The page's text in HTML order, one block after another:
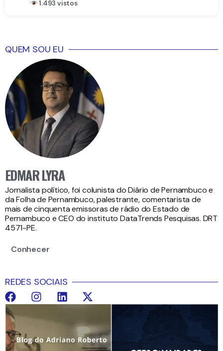
1.493 vistos
QUEM SOU EU
EDMAR LYRA
Jornalista político, foi colunista do Diário de Pernambuco e
da Folha de Pernambuco, palestrante, comentarista de
mais de cinquenta emissoras de rádio do Estado de
Pernambuco e CEO do instituto DataTrends Pesquisas. DRT
4571-PE.
Conhecer
REDES SOCIAIS